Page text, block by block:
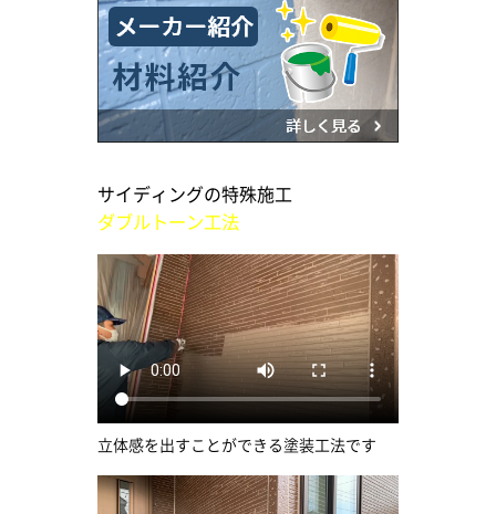
サイディングの特殊施工
ダブルトーン工法
立体感を出すことができる塗装工法です